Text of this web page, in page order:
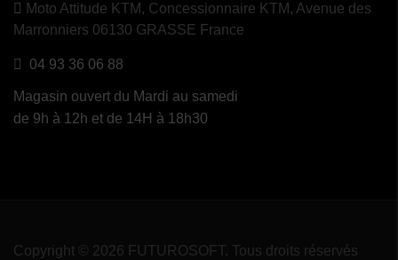
Moto Attitude KTM, Concessionnaire KTM, Avenue des
Marronniers 06130 GRASSE France
04 93 36 06 88
Magasin ouvert du Mardi au samedi
de 9h à 12h et de 14H à 18h30
Copyright © 2026 FUTUROSOFT. Tous droits réservés